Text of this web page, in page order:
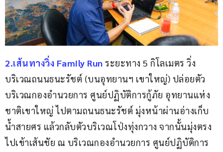
2.เส้นทางวิ่ง Family Run ระยะทาง 5 กิโลเมตร วิ่ง
บริเวณถนนธนะรัชต์ (บนอุทยานฯ เขาใหญ่) ปล่อยตัว
บริเวณกองอำนวยการ ศูนย์ปฏิบัติการกู้ภัย อุทยานแห่ง
ชาติเขาใหญ่ ไปตามถนนธนะรัชต์ มุ่งหน้าผ่านอ่างเก็บ
น้ำสายศร แล้วกลับตัวบริเวณโป่งทุ่งกวาง จากนั้นมุ่งตรง
ไปเข้าเส้นชัย ณ บริเวณกองอำนวยการ ศูนย์ปฏิบัติการ